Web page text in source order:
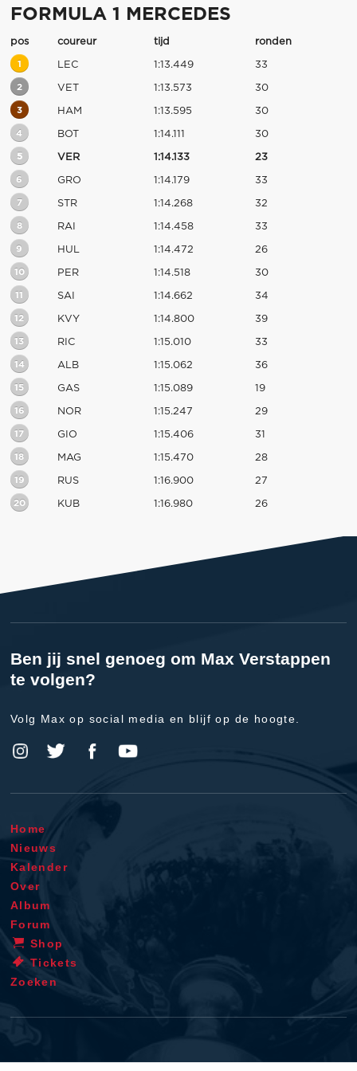
FORMULA 1 MERCEDES
pos coureur tijd ronden
1 LEC 1:13.449 33
2 VET 1:13.573 30
3 HAM 1:13.595 30
4 BOT 1:14.111 30
5 VER 1:14.133 23
6 GRO 1:14.179 33
7 STR 1:14.268 32
8 RAI 1:14.458 33
9 HUL 1:14.472 26
10 PER 1:14.518 30
11 SAI 1:14.662 34
12 KVY 1:14.800 39
13 RIC 1:15.010 33
14 ALB 1:15.062 36
15 GAS 1:15.089 19
16 NOR 1:15.247 29
17 GIO 1:15.406 31
18 MAG 1:15.470 28
19 RUS 1:16.900 27
20 KUB 1:16.980 26
Ben jij snel genoeg om Max Verstappen
te volgen?
Volg Max op social media en blijf op de hoogte.
Home
Nieuws
Kalender
Over
Album
Forum
Shop
Tickets
Zoeken